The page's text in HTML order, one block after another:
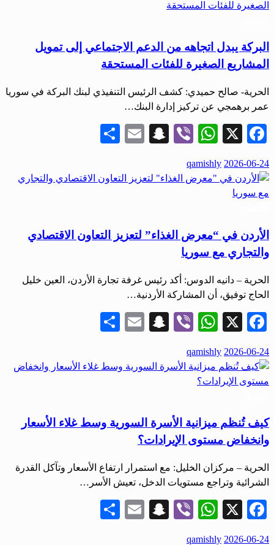
البركة يبدل اتجاهه من الدعم الاجتماعي إلى تمويل
المشاريع الصغيرة للفئات المستحقة
الحرية- صالح حميدي: كشف الرئيس التنفيذي لبنك البركة في سوريا
عمر برهمجي عن تركيز إدارة البنك…
Facebook
X
WhatsApp
Viber
Snapchat
Email
نُشر
في
2026-06-24
qamishly
الأردن في “معرض الغذاء” لتعزيز التعاون الاقتصادي
والتجاري مع سوريا
الحرية – دانيه الدوس: أكد رئيس غرفة تجارة الأردن، العين خليل
الحاج توفيق، أن المشاركة الأردنية…
Facebook
X
WhatsApp
Viber
Snapchat
Email
نُشر
في
2026-06-24
qamishly
كيف تُنظم ميزانية الأسرة السورية وسط غلاء الأسعار
وانخفاض مستوى الإيرادات؟
الحرية – مركزان الخليل: مع استمرار ارتفاع الأسعار وتآكل القدرة
الشرائية وتراجع مستويات الدخل، تعيش الأسر…
Facebook
X
WhatsApp
Viber
Snapchat
Email
نُشر
2026-06-24
qamishly